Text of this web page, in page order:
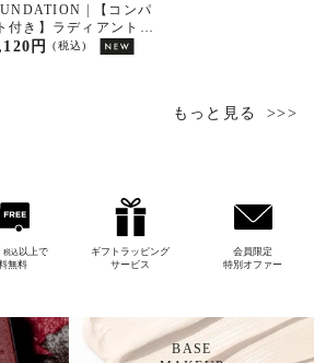
| 【コンパ
付き】ラディアントフ
メッシュコンパク
(税込)
円
もっと見る
税込 以上で
無料
ギフトラッピング
サービス
会員限定
特別オファー
BASE